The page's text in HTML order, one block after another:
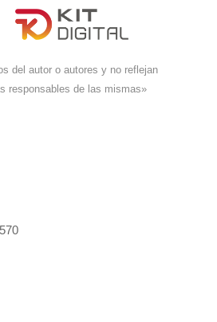
del autor o autores y no reflejan
responsables de las mismas»